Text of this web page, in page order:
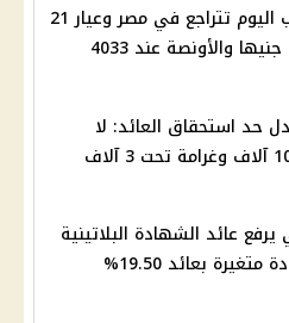
أسعار الذهب اليوم تتراجع في مصر وعيار 21
يسجل 5690 جنيها والأونصة عند 4033
حد استحقاق العائد: لا
يرفع عائد الشهادة البلاتينية
بعائد 19.50%